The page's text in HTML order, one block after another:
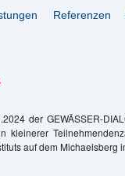
Referenzen
der GEWÄSSER-
kleinerer
auf dem Michaelsberg